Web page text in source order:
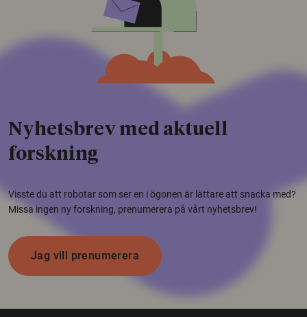
Nyhetsbrev med aktuell
forskning
Visste du att robotar som ser en i ögonen är lättare att snacka med?
Missa ingen ny forskning, prenumerera på vårt nyhetsbrev!
Jag vill prenumerera